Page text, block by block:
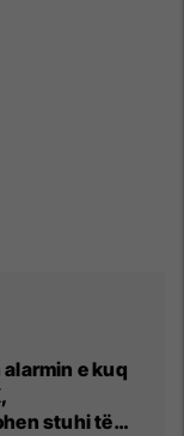
e kuq
stuhi të